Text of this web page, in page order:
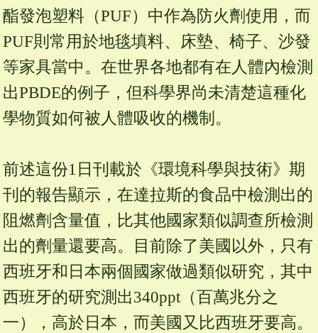
酯發泡塑料（PUF）中作為防火劑使用，而
PUF則常用於地毯填料、床墊、椅子、沙發
等家具當中。在世界各地都有在人體內檢測
出PBDE的例子，但科學界尚未清楚這種化
學物質如何被人體吸收的機制。
前述這份1日刊載於《環境科學與技術》期
刊的報告顯示，在達拉斯的食品中檢測出的
阻燃劑含量值，比其他國家類似調查所檢測
出的劑量還要高。目前除了美國以外，只有
西班牙和日本兩個國家做過類似研究，其中
西班牙的研究測出340ppt（百萬兆分之
一），高於日本，而美國又比西班牙要高。